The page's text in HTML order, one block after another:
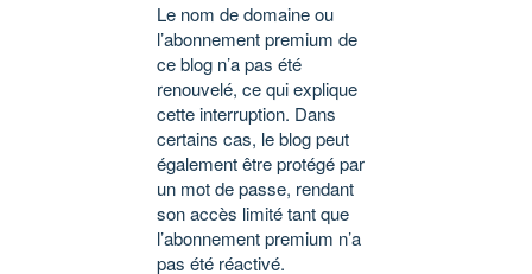
Le nom de domaine ou
l’abonnement premium de
ce blog n’a pas été
renouvelé, ce qui explique
cette interruption. Dans
certains cas, le blog peut
également être protégé par
un mot de passe, rendant
son accès limité tant que
l’abonnement premium n’a
pas été réactivé.